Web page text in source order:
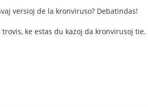
versioj de la kronviruso? Debatindas!
ke estas du kazoj da kronvirusoj tie.